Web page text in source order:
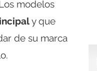
modelos
y que
de su marca